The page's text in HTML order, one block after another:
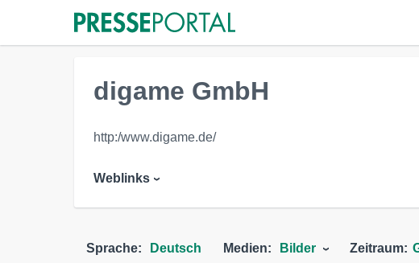
digame GmbH
http:/www.digame.de/
Weblinks
Sprache: Deutsch Medien: Bilder Zeitraum: